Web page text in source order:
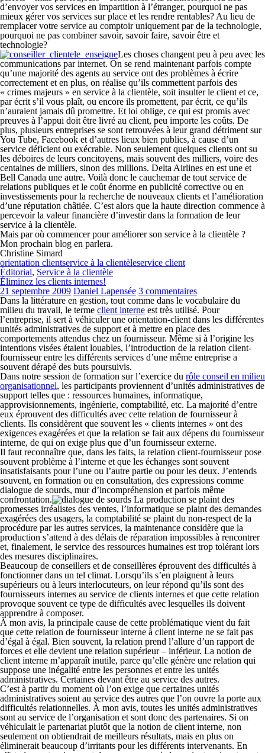
d’envoyer vos services en impartition à l’étranger, pourquoi ne pas
mieux gérer vos services sur place et les rendre rentables? Au lieu de
remplacer votre service au comptoir uniquement par de la technologie,
pourquoi ne pas combiner savoir, savoir faire, savoir être et
technologie?
Les choses changent peu à peu avec les
communications par internet. On se rend maintenant parfois compte
qu’une majorité des agents au service ont des problèmes à écrire
correctement et en plus, on réalise qu’ils commettent parfois des
« crimes majeurs » en service à la clientèle, soit insulter le client et ce,
par écrit s’il vous plaît, ou encore ils promettent, par écrit, ce qu’ils
n’auraient jamais dû promettre. Et loi oblige, ce qui est promis avec
preuves à l’appui doit être livré au client, peu importe les coûts. De
plus, plusieurs entreprises se sont retrouvées à leur grand détriment sur
You Tube, Facebook et d’autres lieux bien publics, à cause d’un
service déficient ou exécrable. Non seulement quelques clients ont su
les déboires de leurs concitoyens, mais souvent des milliers, voire des
centaines de milliers, sinon des millions. Delta Airlines en est une et
Bell Canada une autre. Voilà donc le cauchemar de tout service de
relations publiques et le coût énorme en publicité corrective ou en
investissements pour la recherche de nouveaux clients et l’amélioration
d’une réputation châtiée. C’est alors que la haute direction commence à
percevoir la valeur financière d’investir dans la formation de leur
service à la clientèle.
Mais par où commencer pour améliorer son service à la clientèle ?
Mon prochain blog en parlera.
Christine Simard
orientation clientservice à la clientèleservice client
Éditorial, Service à la clientèle
Éliminez les clients internes!
21 septembre 2009 Daniel Lapensée 3 commentaires
Dans la littérature en gestion, tout comme dans le vocabulaire du
milieu du travail, le terme client interne est très utilisé. Pour
l’entreprise, il sert à véhiculer une orientation-client dans les différentes
unités administratives de support et à mettre en place des
comportements attendus chez un fournisseur. Même si à l’origine les
intentions visées étaient louables, l’introduction de la relation client-
fournisseur entre les différents services d’une même entreprise a
souvent dérapé des buts poursuivis.
Dans notre session de formation sur l’exercice du rôle conseil en milieu
organisationnel, les participants proviennent d’unités administratives de
support telles que : ressources humaines, informatique,
approvisionnements, ingénierie, comptabilité, etc. La majorité d’entre
eux éprouvent des difficultés avec cette relation de fournisseur à
clients. Ils considèrent que souvent les « clients internes » ont des
exigences exagérées et que la relation se fait aux dépens du fournisseur
interne, de qui on exige plus que d’un fournisseur externe.
Il faut reconnaître que, dans les faits, la relation client-fournisseur pose
souvent problème à l’interne et que les échanges sont souvent
insatisfaisants pour l’une ou l’autre partie ou pour les deux. J’entends
souvent, en formation ou en consultation, des expressions comme
dialogue de sourds, mur d’incompréhension et parfois même
confrontation.
La production se plaint des
promesses irréalistes des ventes, l’informatique se plaint des demandes
exagérées des usagers, la comptabilité se plaint du non-respect de la
procédure par les autres services, la maintenance considère que la
production s’attend à des délais de réparation impossibles à rencontrer
et, finalement, le service des ressources humaines est trop tolérant lors
des mesures disciplinaires.
Beaucoup de conseillers et de conseillères éprouvent des difficultés à
fonctionner dans un tel climat. Lorsqu’ils s’en plaignent à leurs
supérieurs ou à leurs interlocuteurs, on leur répond qu’ils sont des
fournisseurs internes au service de clients internes et que cette relation
provoque souvent ce type de difficultés avec lesquelles ils doivent
apprendre à composer.
À mon avis, la principale cause de cette problématique vient du fait
que cette relation de fournisseur interne à client interne ne se fait pas
d’égal à égal. Bien souvent, la relation prend l’allure d’un rapport de
forces et elle devient une relation supérieur – inférieur. La notion de
client interne m’apparaît inutile, parce qu’elle génère une relation qui
suppose une inégalité entre les personnes et entre les unités
administratives. Certaines devant être au service des autres.
C’est à partir du moment où l’on exige que certaines unités
administratives soient au service des autres que l’on ouvre la porte aux
difficultés relationnelles. À mon avis, toutes les unités administratives
sont au service de l’organisation et sont donc des partenaires. Si on
véhiculait le partenariat plutôt que la notion de client interne, non
seulement on obtiendrait de meilleurs résultats, mais en plus on
éliminerait beaucoup d’irritants pour les différents intervenants. En